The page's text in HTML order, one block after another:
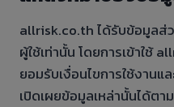
allrisk.co.th ได้รับข้อมูลส่
ผู้ใช้เท่านั้น โดยการเข้าใช้
ยอมรับเงื่อนไขการใช้งานแ
เปิดเผยข้อมูลเหล่านั้นได้ต